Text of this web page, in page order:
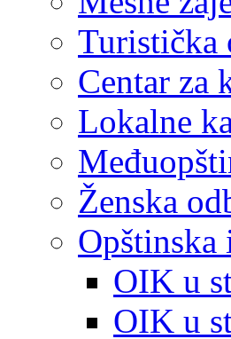
Turistička
Centar za
Lokalne
Ženska
Opštinska
OIK u
OIK u